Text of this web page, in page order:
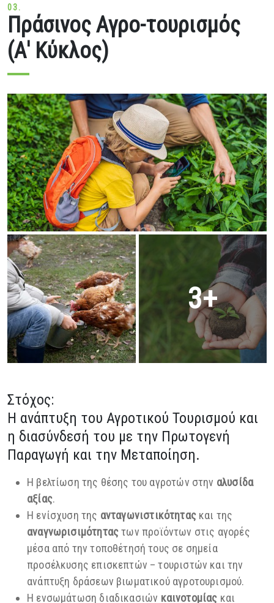
03.
Πράσινος Αγρο-τουρισμός
(Α' Κύκλος)
3+
Στόχος:
Η ανάπτυξη του Αγροτικού Τουρισμού και
η διασύνδεσή του με την Πρωτογενή
Παραγωγή και την Μεταποίηση.
Η βελτίωση της θέσης του αγροτών στην αλυσίδα
αξίας.
Η ενίσχυση της ανταγωνιστικότητας και της
αναγνωρισιμότηταςτων προϊόντων στις αγορές
μέσα από την τοποθέτησή τους σε σημεία
προσέλκυσης επισκεπτών – τουριστών και την
ανάπτυξη δράσεων βιωματικού αγροτουρισμού.
Η ενσωμάτωση διαδικασιών καινοτομίας και